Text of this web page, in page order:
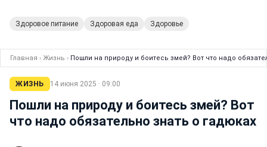
Здоровое питание Здоровая еда Здоровье
Главная › Жизнь › Пошли на природу и боитесь змей? Вот что надо
ЖИЗНЬ 14 июня 2025 · 09:00
Пошли на природу и боитесь змей? Вот
что надо обязательно знать о гадюках